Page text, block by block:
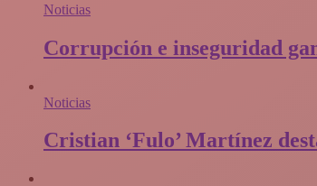
Noticias
Corrupción e inseguridad
Noticias
Cristian ‘Fulo’ Martínez